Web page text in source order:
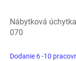
Nábytková
070
Dodanie 6 -10